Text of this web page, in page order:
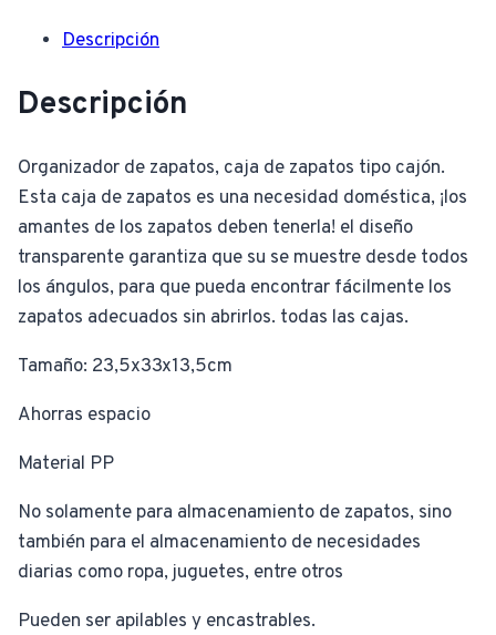
Descripción
Descripción
Organizador de zapatos, caja de zapatos tipo cajón.
Esta caja de zapatos es una necesidad doméstica, ¡los
amantes de los zapatos deben tenerla! el diseño
transparente garantiza que su se muestre desde todos
los ángulos, para que pueda encontrar fácilmente los
zapatos adecuados sin abrirlos. todas las cajas.
Tamaño: 23,5x33x13,5cm
Ahorras espacio
Material PP
No solamente para almacenamiento de zapatos, sino
también para el almacenamiento de necesidades
diarias como ropa, juguetes, entre otros
Pueden ser apilables y encastrables.